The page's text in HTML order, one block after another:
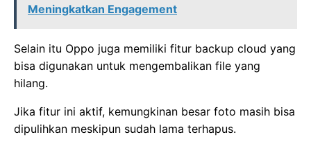
Meningkatkan Engagement
Selain itu Oppo juga memiliki fitur backup cloud yang
bisa digunakan untuk mengembalikan file yang
hilang.
Jika fitur ini aktif, kemungkinan besar foto masih bisa
dipulihkan meskipun sudah lama terhapus.